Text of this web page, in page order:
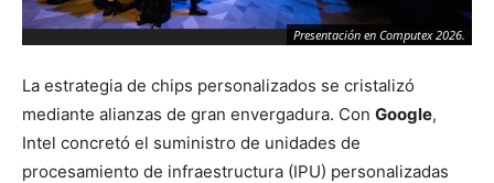
Presentación en Computex 2026.
La estrategia de chips personalizados se cristalizó
mediante alianzas de gran envergadura. Con Google,
Intel concretó el suministro de unidades de
procesamiento de infraestructura (IPU) personalizadas